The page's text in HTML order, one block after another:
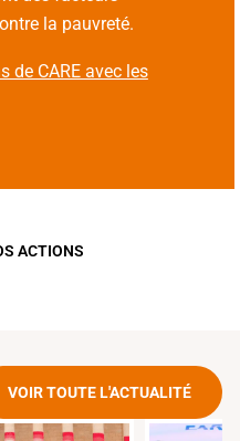
la pauvreté.
de CARE avec les
ACTIONS
VOIR TOUTE L'ACTUALITÉ